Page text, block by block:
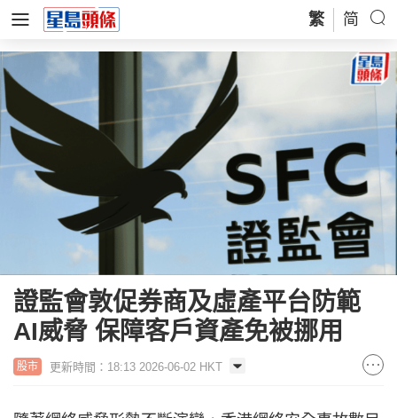
繁 简
證監會敦促券商及虛產平台防範
AI威脅 保障客戶資產免被挪用
股市 更新時間：18:13 2026-06-02 HKT